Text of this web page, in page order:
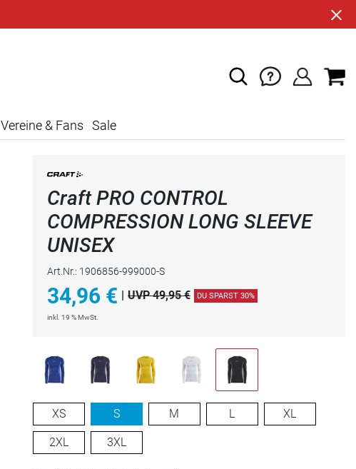
Vereine & Fans Sale
Craft PRO CONTROL
COMPRESSION LONG SLEEVE
UNISEX
Art.Nr.: 1906856-999000-S
34,96 € UVP 49,95 € DU SPARST 30%
inkl. 19 % MwSt.
XS S M L XL
2XL 3XL